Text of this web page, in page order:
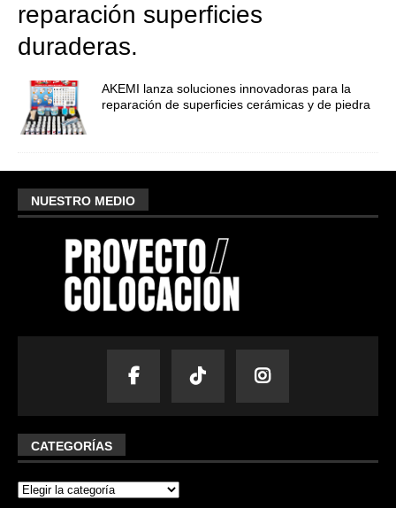
reparación superficies
duraderas.
AKEMI lanza soluciones innovadoras para la
reparación de superficies cerámicas y de piedra
NUESTRO MEDIO
CATEGORÍAS